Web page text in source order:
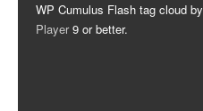
WP Cumulus Flash tag cloud by
Player9 or better.